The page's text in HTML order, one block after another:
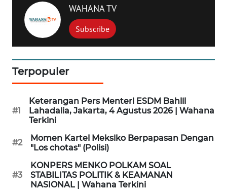
WAHANA TV
Subscribe
Terpopuler
#1
Keterangan Pers Menteri ESDM Bahlil
Lahadalia, Jakarta, 4 Agustus 2026 | Wahana
Terkini
#2
Momen Kartel Meksiko Berpapasan Dengan
"Los chotas" (Polisi)
#3
KONPERS MENKO POLKAM SOAL
STABILITAS POLITIK & KEAMANAN
NASIONAL | Wahana Terkini
SERIBU
WN
BINJAI
WN
CIREBON
WN
WN